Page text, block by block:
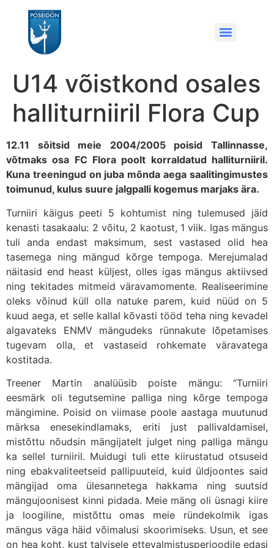
U14 võistkond osales
halliturniiril Flora Cup
12.11 sõitsid meie 2004/2005 poisid Tallinnasse,
võtmaks osa FC Flora poolt korraldatud halliturniiril.
Kuna treeningud on juba mõnda aega saalitingimustes
toimunud, kulus suure jalgpalli kogemus marjaks ära.
Turniiri käigus peeti 5 kohtumist ning tulemused jäid
kenasti tasakaalu: 2 võitu, 2 kaotust, 1 viik. Igas mängus
tuli anda endast maksimum, sest vastased olid hea
tasemega ning mängud kõrge tempoga. Merejumalad
näitasid end heast küljest, olles igas mängus aktiivsed
ning tekitades mitmeid väravamomente. Realiseerimine
oleks võinud küll olla natuke parem, kuid nüüd on 5
kuud aega, et selle kallal kõvasti tööd teha ning kevadel
algavateks ENMV mängudeks rünnakute lõpetamises
tugevam olla, et vastaseid rohkemate väravatega
kostitada.
Treener Martin analüüsib poiste mängu: “Turniiri
eesmärk oli tegutsemine palliga ning kõrge tempoga
mängimine. Poisid on viimase poole aastaga muutunud
märksa enesekindlamaks, eriti just pallivaldamisel,
mistõttu nõudsin mängijatelt julget ning palliga mängu
ka sellel turniiril. Muidugi tuli ette kiirustatud otsuseid
ning ebakvaliteetseid pallipuuteid, kuid üldjoontes said
mängijad oma ülesannetega hakkama ning suutsid
mängujoonisest kinni pidada. Meie mäng oli üsnagi kiire
ja loogiline, mistõttu omas meie ründekolmik igas
mängus väga häid võimalusi skoorimiseks. Usun, et see
on hea koht, kust talvisele ettevalmistusperioodile edasi